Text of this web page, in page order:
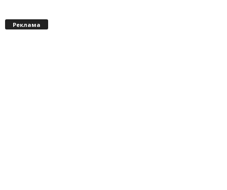
Реклама